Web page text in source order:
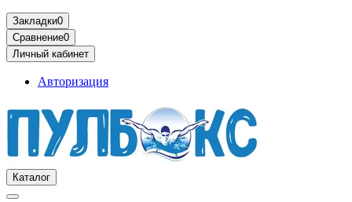
Закладки0
Сравнение0
Личный кабинет
Авторизация
Каталог